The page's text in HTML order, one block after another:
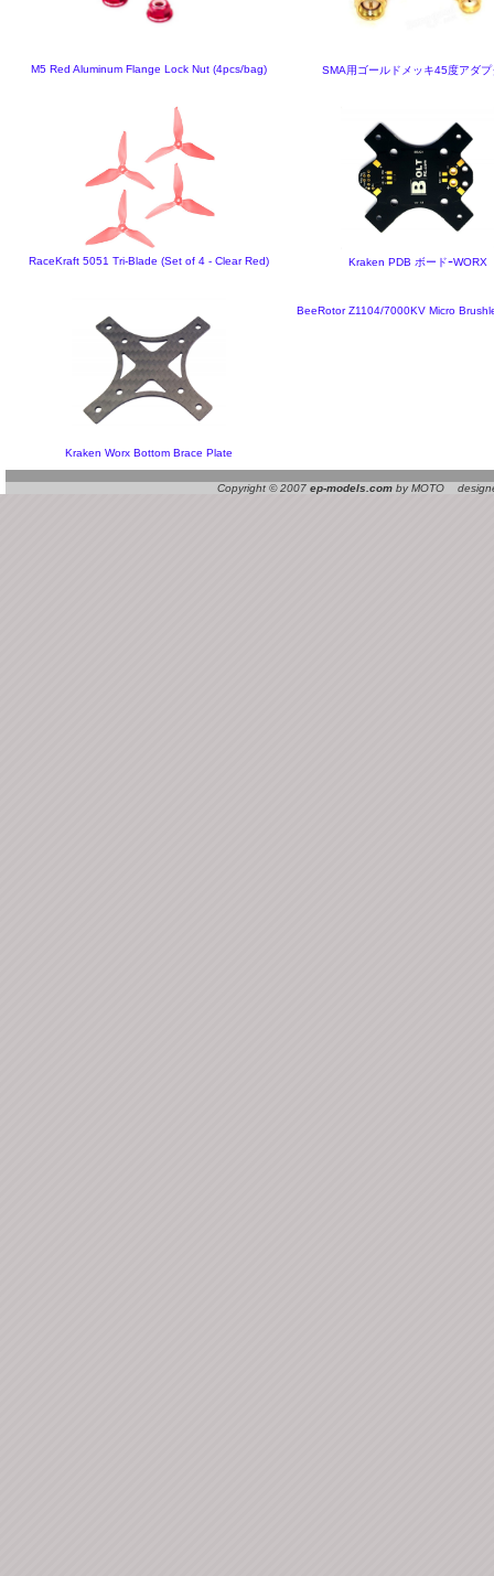
M5 Red Aluminum Flange Lock Nut (4pcs/bag) SMA用ゴールドメッキ45度アダプ
RaceKraft 5051 Tri-Blade (Set of 4 - Clear Red) Kraken PDB ボードｰWORX
Kraken Worx Bottom Brace Plate
BeeRotor Z1104/7000KV Micro
Copyright © 2007 ep-models.com by MOTO